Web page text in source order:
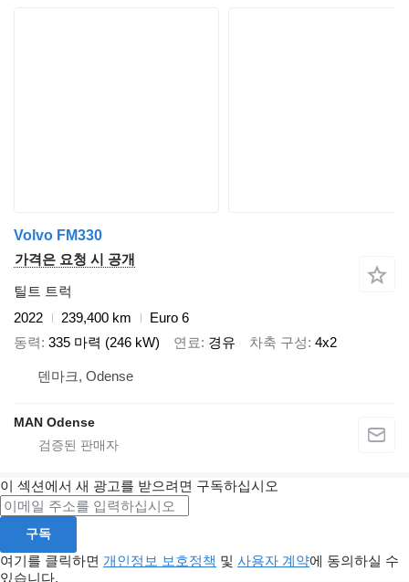
Volvo FM330
가격은 요청 시 공개
틸트 트럭
2022
239,400 km
Euro 6
동력 335 마력 (246 kW) 연료 경유 차축 구성 4x2
덴마크, Odense
MAN Odense
이 섹션에서 새 광고를 받으려면 구독하십시오
구독
여기를 클릭하면 개인정보 보호정책 및 사용자 계약에 동의하실 수
있습니다.